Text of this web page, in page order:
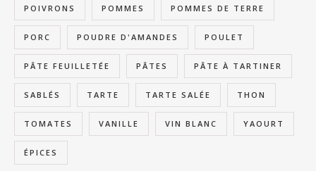
POIVRONS POMMES POMMES DE TERRE
PORC POUDRE D'AMANDES POULET
PÂTE FEUILLETÉE PÂTES PÂTE À TARTINER
SABLÉS TARTE TARTE SALÉE THON
TOMATES VANILLE VIN BLANC YAOURT
ÉPICES